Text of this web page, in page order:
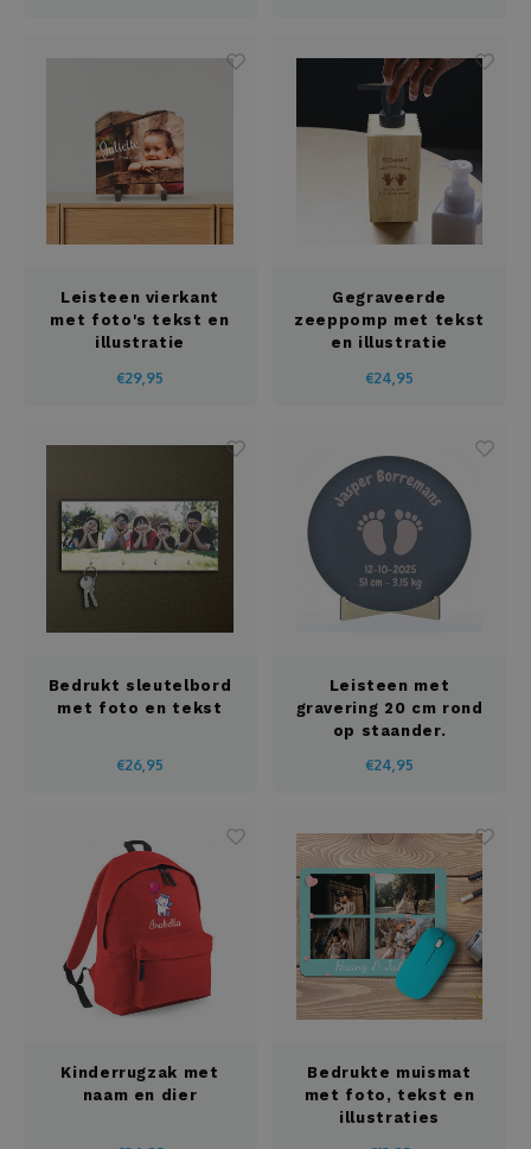
Leisteen vierkant
met foto's tekst en
illustratie
€29,95
Gegraveerde
zeeppomp met tekst
en illustratie
€24,95
Bedrukt sleutelbord
met foto en tekst
€26,95
Leisteen met
gravering 20 cm rond
op staander.
€24,95
Kinderrugzak met
naam en dier
Bedrukte muismat
met foto, tekst en
illustraties